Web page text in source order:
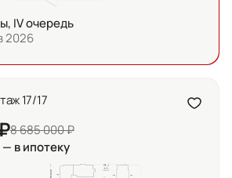
IV очередь
2026
17/17
8 685 000 ₽
— в ипотеку